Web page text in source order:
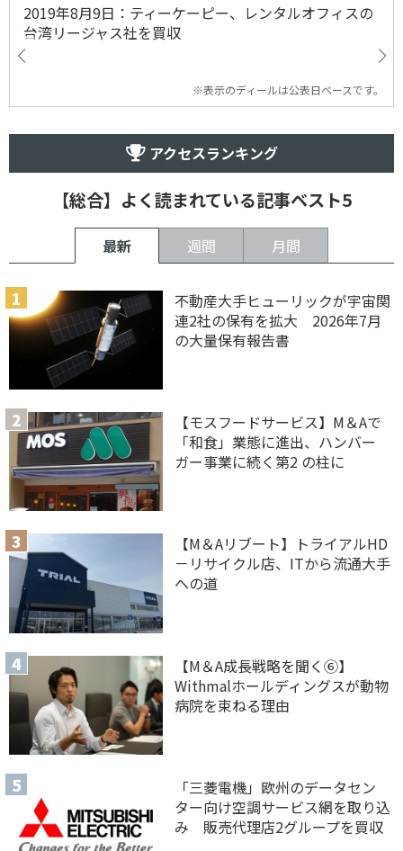
2019年8月9日：ティーケーピー、レンタルオフィスの
台湾リージャス社を買収
※表示のディールは公表日ベースです。
アクセスランキング
【総合】よく読まれている記事ベスト5
最新 週間 月間
不動産大手ヒューリックが宇宙関
連2社の保有を拡大 2026年7月
の大量保有報告書
【モスフードサービス】M＆Aで
「和食」業態に進出、ハンバー
ガー事業に続く第2 の柱に
【M＆Aリブート】トライアルHD
－リサイクル店、ITから流通大手
への道
【M＆A 成長戦略を聞く⑥】
Withmalホールディングスが動物
病院を束ねる理由
「三菱電機」欧州のデータセン
ター向け空調サービス網を取り込
み 販売代理店2グループを買収